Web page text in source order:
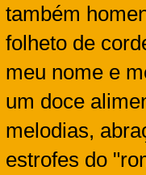
também
folheto de
meu nome e
um doce
melodias,
estrofes do